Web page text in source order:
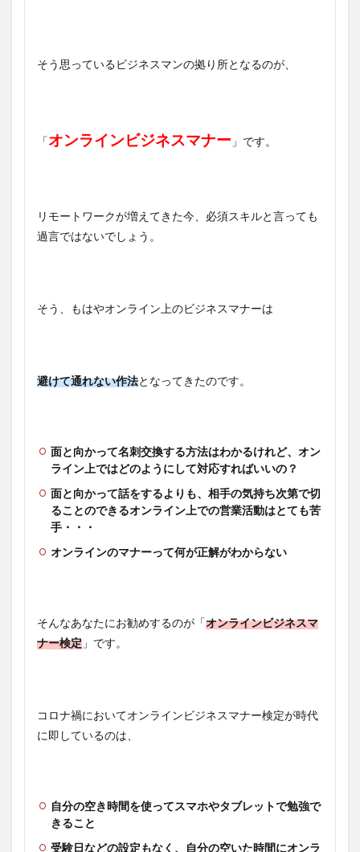
そう思っているビジネスマンの拠り所となるのが、
「オンラインビジネスマナー 」です。
リモートワークが増えてきた今、必須スキルと言っても
過言ではないでしょう。
そう、もはやオンライン上のビジネスマナーは
避けて通れない作法となってきたのです。
面と向かって名刺交換する方法はわかるけれど、オン
ライン上ではどのようにして対応すればいいの？
面と向かって話をするよりも、相手の気持ち次第で切
ることのできるオンライン上での営業活動はとても苦
手・・・
オンラインのマナーって何が正解がわからない
そんなあなたにお勧めするのが「オンラインビジネスマ
ナー検定 」です。
コロナ禍においてオンラインビジネスマナー検定が時代
に即しているのは、
自分の空き時間を使ってスマホやタブレットで勉強で
きること
受験日などの設定もなく、自分の空いた時間にオンラ